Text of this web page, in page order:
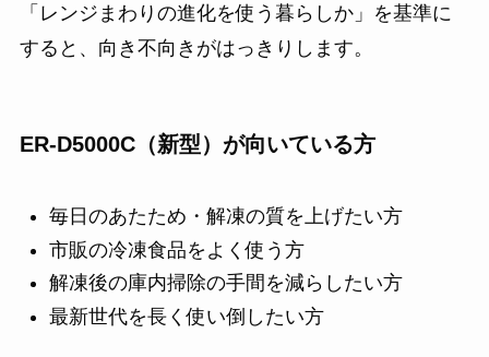
「レンジまわりの進化を使う暮らしか」を基準に
すると、向き不向きがはっきりします。
ER-D5000C（新型）が向いている方
毎日のあたため・解凍の質を上げたい方
市販の冷凍食品をよく使う方
解凍後の庫内掃除の手間を減らしたい方
最新世代を長く使い倒したい方